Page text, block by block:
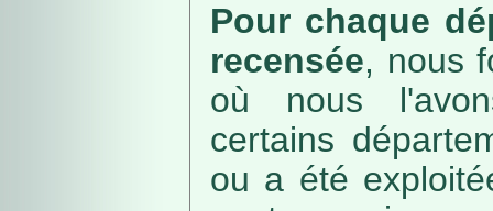
Pour chaque
recensée, nous
où nous
certains
ou a été